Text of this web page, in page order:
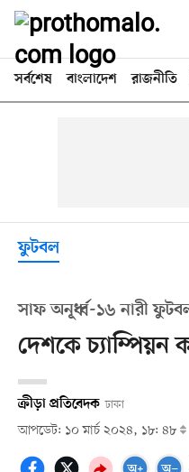
সর্বশেষ বাংলাদেশ রাজনীতি
ফুটবল
সাফ অনূর্ধ্ব-১৬ নারী
দেশকে চ্যাম্পিয়ন
ক্রীড়া প্রতিবেদক ঢাকা
আপডেট: ১০ মার্চ ২০২৪, ১৮: ৪৮